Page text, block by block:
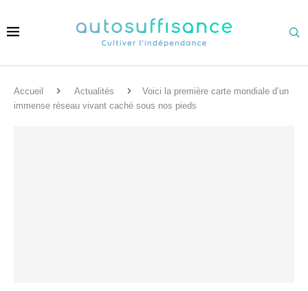
Accueil Actualités
Voici la première carte mondiale d’un
immense réseau vivant caché sous nos pieds